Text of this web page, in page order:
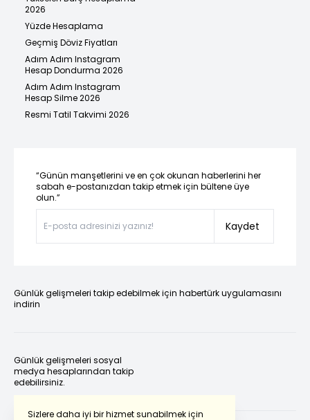
Sizlere daha iyi bir hizmet sunabilmek için
2026
Yüzde Hesaplama
Geçmiş Döviz Fiyatları
Adım Adım Instagram
Hesap Dondurma 2026
Adım Adım Instagram
Hesap Silme 2026
Resmi Tatil Takvimi 2026
“Günün manşetlerini ve en çok okunan haberlerini her
sabah e-postanızdan takip etmek için bültene üye
olun.”
Kaydet
Günlük gelişmeleri takip edebilmek için habertürk uygulamasını
indirin
Günlük gelişmeleri sosyal
medya hesaplarından takip
edebilirsiniz.